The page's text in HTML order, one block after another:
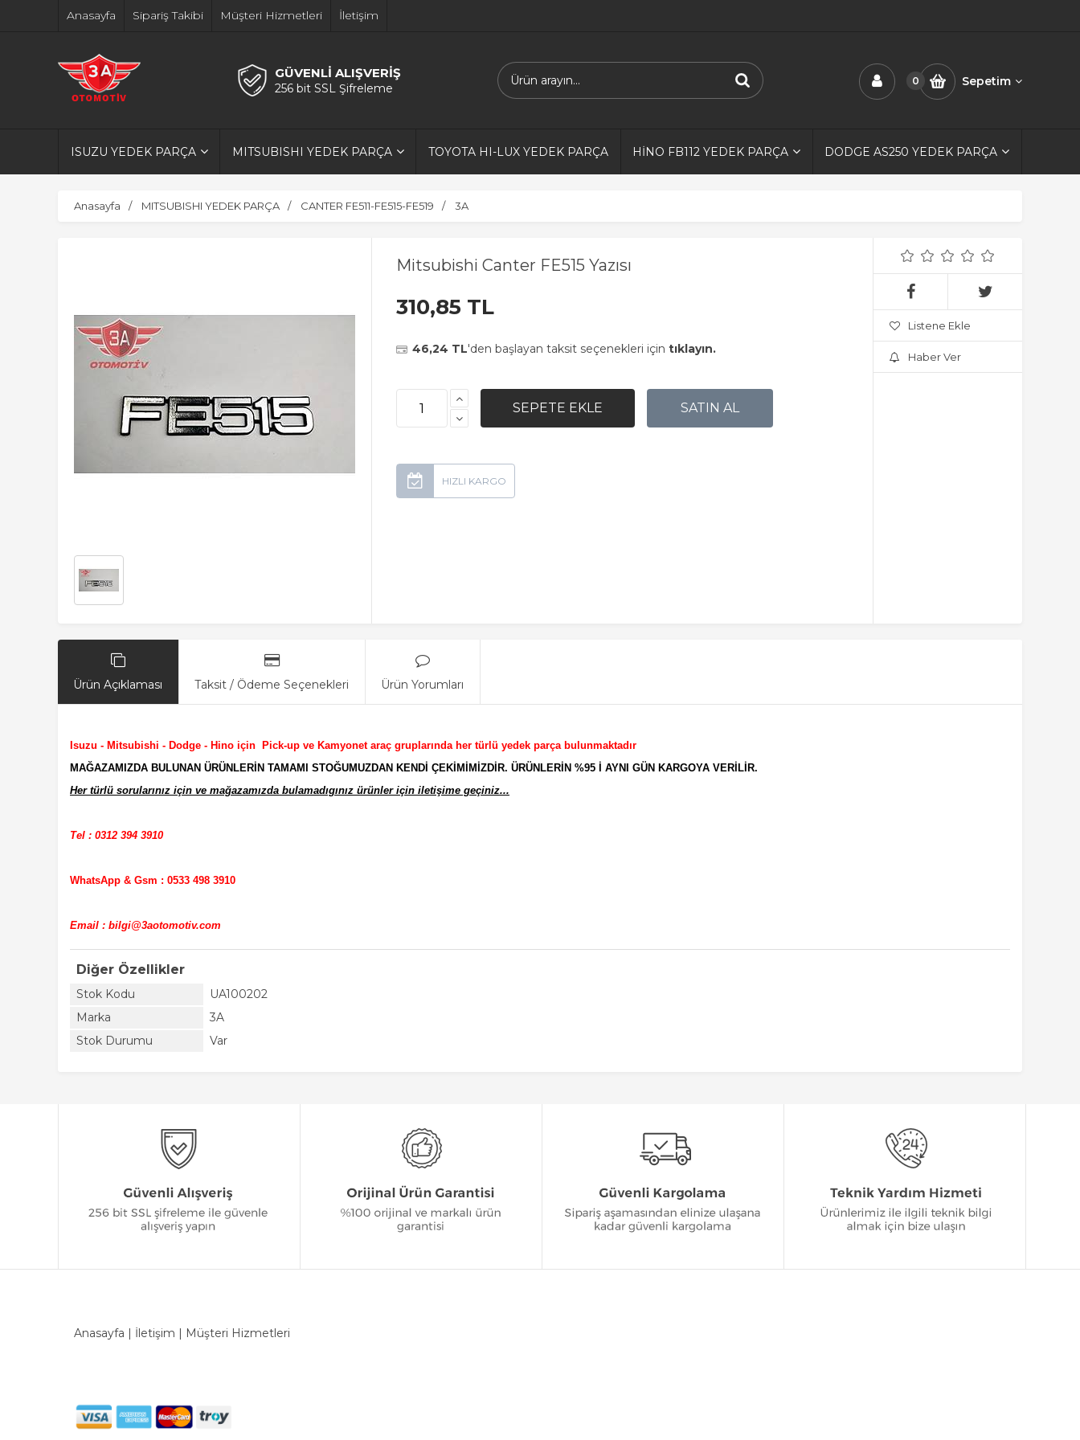
Anasayfa Sipariş Takibi Müşteri Hizmetleri İletişim
GÜVENLİ ALIŞVERİŞ
256 bit SSL Şifreleme
0 Sepetim
ISUZU YEDEK PARÇA MITSUBISHI YEDEK PARÇA TOYOTA HI-LUX YEDEK PARÇA HİNO FB112 YEDEK PARÇA DODGE AS250 YEDEK PARÇA
Anasayfa MITSUBISHI YEDEK PARÇA CANTER FE511-FE515-FE519 3A
Mitsubishi Canter FE515 Yazısı
310,85 TL
46,24 TL'den başlayan taksit seçenekleri için tıklayın.
Listene Ekle
Haber Ver
Ürün Açıklaması Taksit / Ödeme Seçenekleri Ürün Yorumları
Isuzu - Mitsubishi - Dodge - Hino için Pick-up ve Kamyonet araç gruplarında her türlü yedek parça bulunmaktadır
MAĞAZAMIZDA BULUNAN ÜRÜNLERİN TAMAMI STOĞUMUZDAN KENDİ ÇEKİMİMİZDİR. ÜRÜNLERİN %95 İ AYNI GÜN KARGOYA VERİLİR.
Her türlü sorularınız için ve mağazamızda bulamadıgınız ürünler için iletişime geçiniz...
Tel : 0312 394 3910
WhatsApp & Gsm : 0533 498 3910
Email : bilgi@3aotomotiv.com
Diğer Özellikler
Stok Kodu
UA100202
Marka
3A
Stok Durumu
Var
Anasayfa | İletişim | Müşteri Hizmetleri